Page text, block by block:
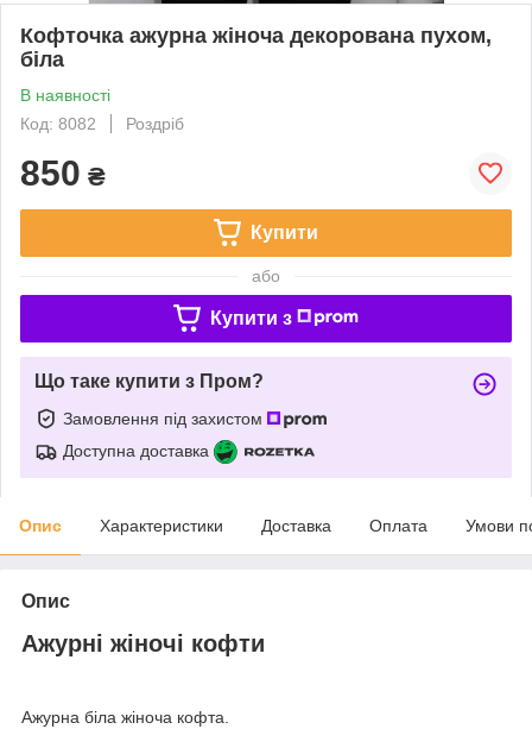
Кофточка ажурна жіноча декорована пухом,
біла
В наявності
Код: 8082
Роздріб
850 ₴
Купити
або
Купити з
Що таке купити з Пром?
Замовлення під захистом
Доступна доставка
Опис Характеристики Доставка Оплата Умови
Опис
Ажурні жіночі кофти
Ажурна біла жіноча кофта.